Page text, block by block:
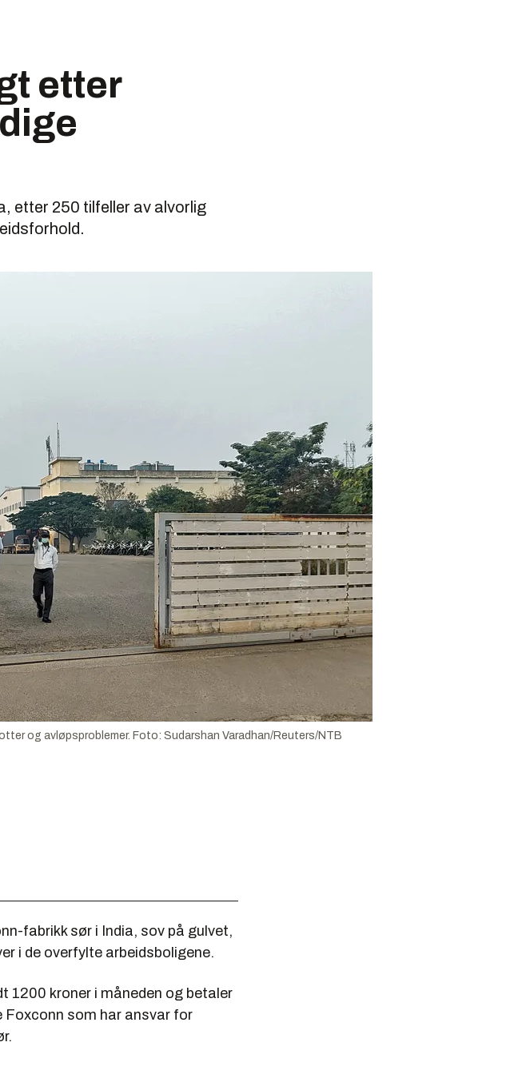
etter
etter 250 tilfeller av alvorlig
og avløpsproblemer. Foto: Sudarshan Varadhan/Reuters/NTB
fabrikk sør i India, sov på gulvet,
i de overfylte arbeidsboligene.
1200 kroner i måneden og betaler
Foxconn som har ansvar for